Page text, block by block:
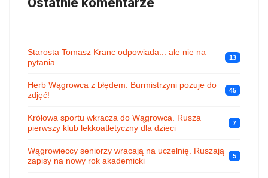
Starosta Tomasz Kranc odpowiada... ale nie na
pytania
13
Herb Wągrowca z błędem. Burmistrzyni pozuje do
zdjęć!
45
Królowa sportu wkracza do Wągrowca. Rusza
pierwszy klub lekkoatletyczny dla dzieci
7
Wągrowieccy seniorzy wracają na uczelnię. Ruszają
zapisy na nowy rok akademicki
5